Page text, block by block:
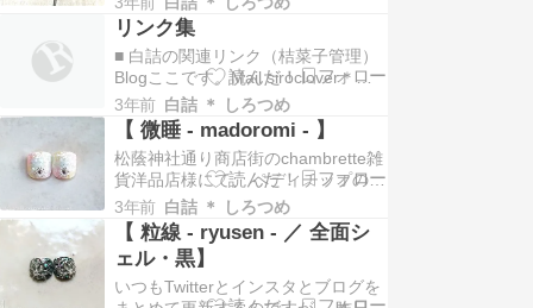
もしておりま…
しでしょう。 私は駄目です。。。
（暑いの苦手） とはいえ、折角の晴
れ間なので。 ここはペディチップを
着けて出かけるべし！ ということ
で。 親指だけペディチップ。 それ
以外の爪はネ…
リンク集
■ 白詰の関連リンク（桔菜子管理）
Blogここです。Mail siroclover＊
gmail.com（＊→@）主要連絡窓
口。 各種お問い合わせはこちらま
で。Twitter@siroclover制作のあれこ
れから日常の呟きなど。 一番反応が
早いです。Twitter@ただいま制…
3年前 白詰 ＊ しろつめ
【 微睡 - madoromi - 】
松蔭神社通り商店街のchambrette雑
貨洋品店様にて、 ペディチップの委
託販売中！ 委託作品を順不同でご紹
介しておりますが、 それもひとまず
これで最後です。 【 微睡 -
madoromi - 】 やわらかなパステル
カラーがシェルに透けるマルチカラ
3年前 白詰 ＊ しろつめ
【 粒線 - ryusen - ／ 全面シ
ェル・黒】
いつもTwitterとインスタとブログを